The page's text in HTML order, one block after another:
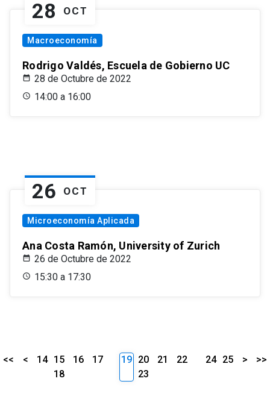
28 OCT
Macroeconomía
Rodrigo Valdés, Escuela de Gobierno UC
28 de Octubre de 2022
14:00 a 16:00
26 OCT
Microeconomía Aplicada
Ana Costa Ramón, University of Zurich
26 de Octubre de 2022
15:30 a 17:30
<< < 14 15 16
17
18
19 20 21
22
23
24 25 > >>